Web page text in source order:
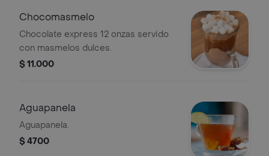
Chocomasmelo
Chocolate express 12 onzas servido
con masmelos dulces.
$ 11.000
Aguapanela
Aguapanela.
$ 4700